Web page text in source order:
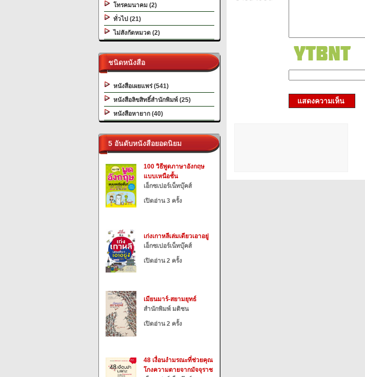
โทรคมนาคม (2)
ทั่วไป (21)
ไม่สังกัดหมวด (2)
ชนิดหนังสือ
หนังสือเผยแพร่ (541)
หนังสือลิขสิทธิ์สำนักพิมพ์ (25)
หนังสือหายาก (40)
5 อันดับหนังสือยอดนิยม
100 วิธีพูดภาษาอังกฤษ
แบบเหนือชั้น
เอ็กซเปอร์เน็ทบุ๊คส์
เปิดอ่าน 3 ครั้ง
เก่งเกาหลีเล่มเดียวเอาอยู่
เอ็กซเปอร์เน็ทบุ๊คส์
เปิดอ่าน 2 ครั้ง
เมียนมาร์-สยามยุทธ์
สำนักพิมพ์ มติชน
เปิดอ่าน 2 ครั้ง
48 เงื่อนงำมรณะที่ช่วยคุณ
โกงความตายจากมัจจุราช
แสดงความเห็น